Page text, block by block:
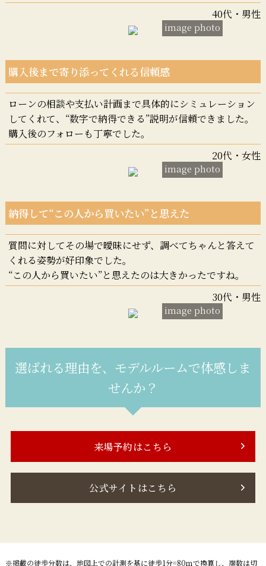
image photo
40代・男性
image photo
購入後まで寄り添ってくれる信頼感
ローンの相談や支払い計画まで具体的にシミュレーション
してくれて、“数字で納得できる”説明が信頼できました。
購入後のフォローも丁寧でした。
20代・女性
image photo
納得して“この人から買いたい”と思えた
質問に対してその場で曖昧にせず、調べてちゃんと答えて
くれる姿勢が好印象でした。
“この人から買いたい”と思えたのは大きかったですね。
30代・男性
選ばれる理由を、モデルルームで体感しま
せんか？
来場予約はこちら
公式サイトはこちら
※掲載の徒歩分数は、地図上での計測を基に徒歩1分=80ｍで換算し、端数は切